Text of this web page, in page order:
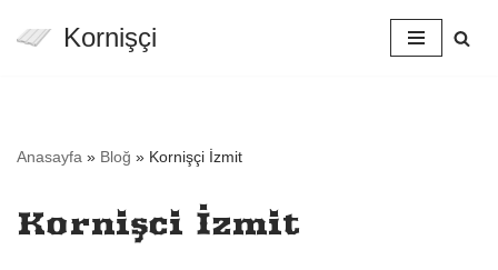
Kornişçi
Anasayfa » Bloğ » Kornişçi İzmit
Kornişçi İzmit